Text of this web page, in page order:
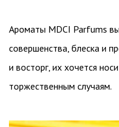
Ароматы MDCI Parfums
совершенства, блеска и
и восторг, их хочется
торжественным случаям.